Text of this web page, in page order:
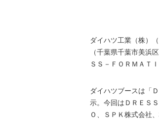
ダイハツ工業（株）
（千葉県千葉市美浜
ＳＳ－ＦＯＲＭＡＴ
ダイハツブースは「
示。今回はＤＲＥＳ
Ｏ、ＳＰＫ株式会社